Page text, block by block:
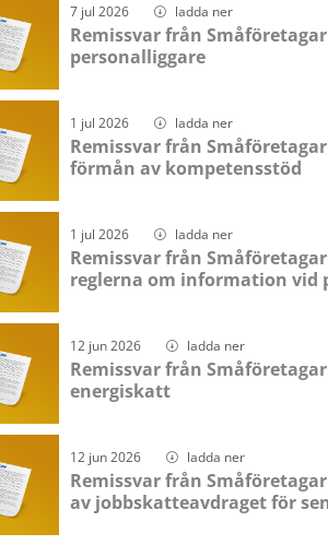
7 jul 2026 ladda ner
Remissvar från
personalliggare
1 jul 2026 ladda ner
Remissvar från
förmån av kompetensstöd
1 jul 2026 ladda ner
Remissvar från
reglerna om information vid
12 jun 2026 ladda ner
Remissvar från
energiskatt
12 jun 2026 ladda ner
Remissvar från
av jobbskatteavdraget för